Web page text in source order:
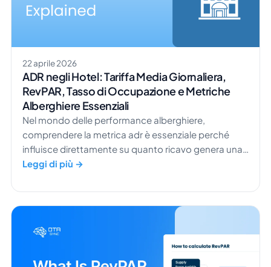
22 aprile 2026
ADR negli Hotel: Tariffa Media Giornaliera,
RevPAR, Tasso di Occupazione e Metriche
Alberghiere Essenziali
Nel mondo delle performance alberghiere,
comprendere la metrica adr è essenziale perché
influisce direttamente su quanto ricavo genera una
struttura da ogni soggiorno. L'adr di un hotel non
altre metriche chiave come il tasso di occupazione e
il RevPAR, aiutando i revenue manager a
camera disponibile. […]
Leggi di più →